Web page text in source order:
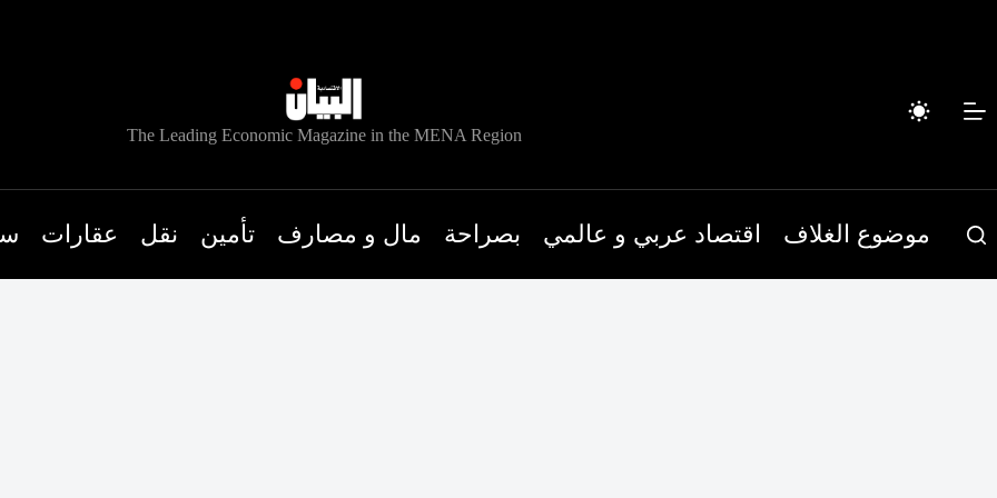
The Leading Economic Magazine in the MENA Region
موضوع الغلاف اقتصاد عربي و عالمي بصراحة مال و مصارف تأمين نقل عقارات